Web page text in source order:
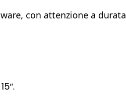
con attenzione a durata